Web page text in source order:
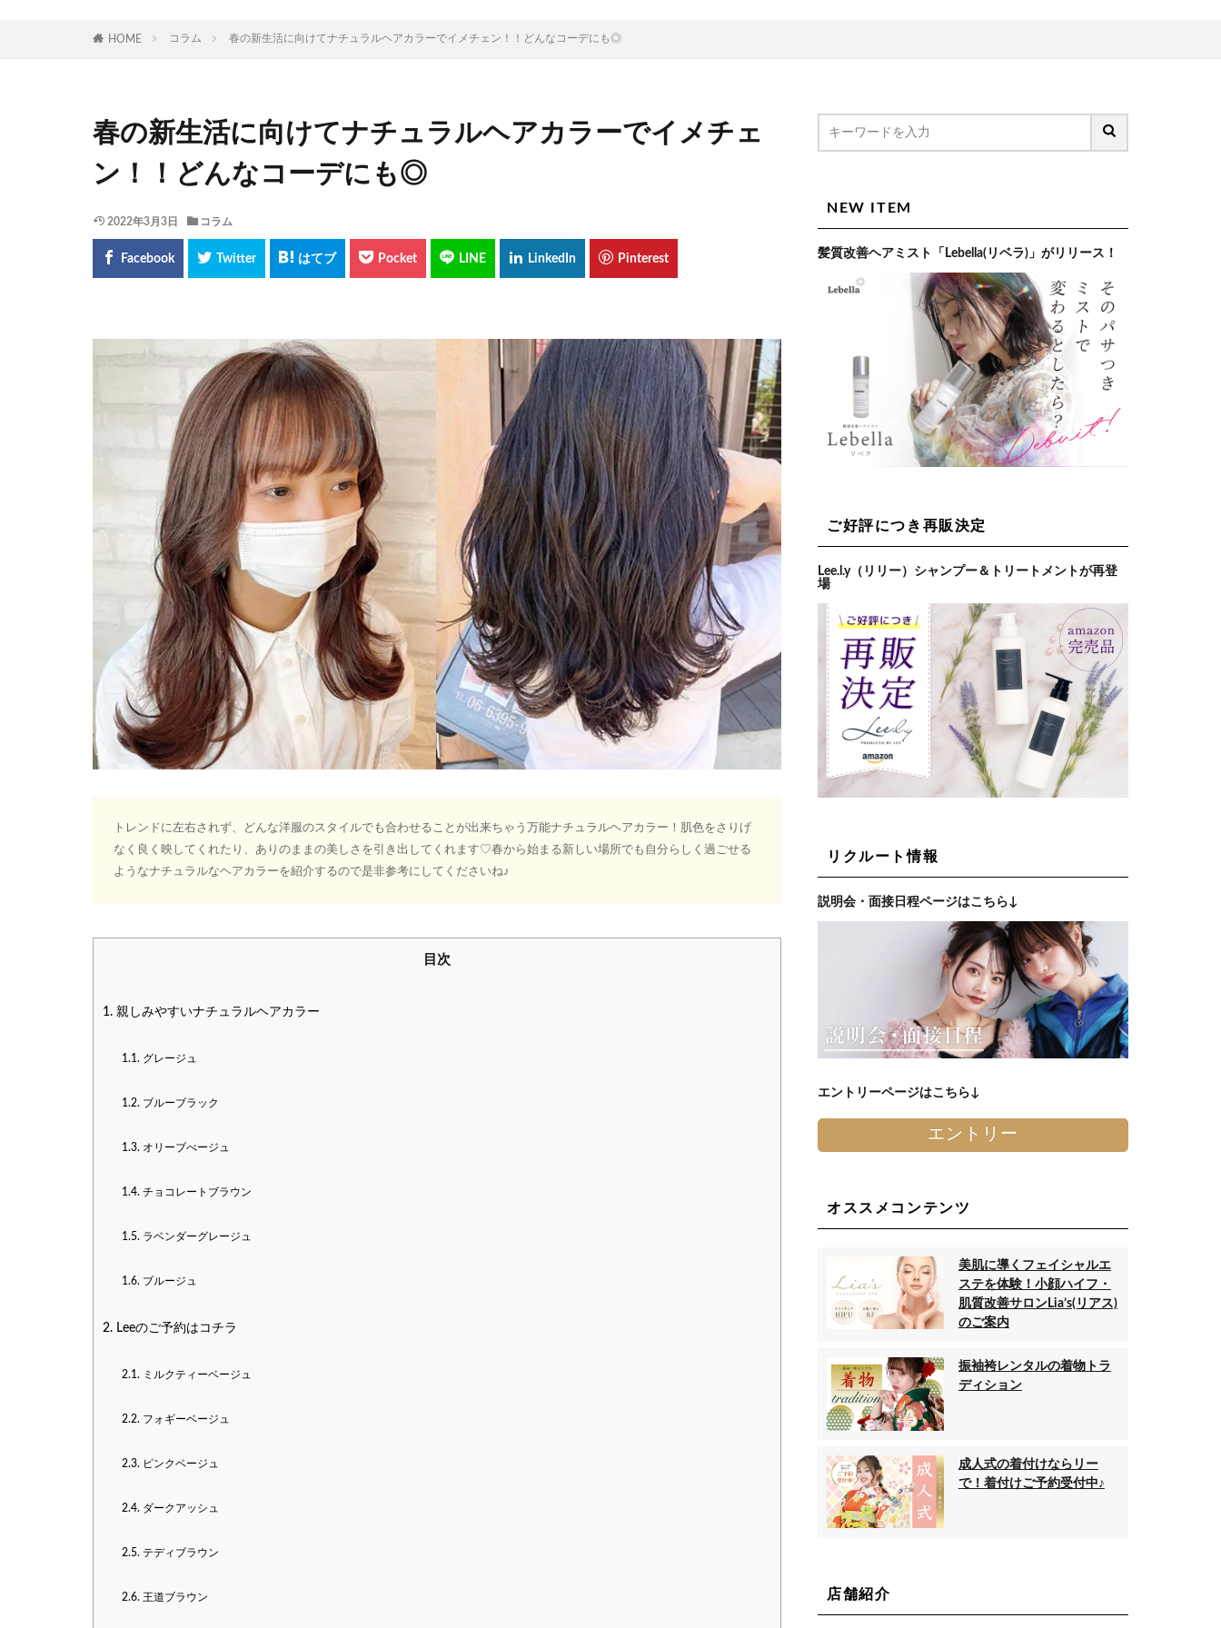
HOME コラム 春の新生活に向けてナチュラルヘアカラーでイメチェン！！どんなコーデにも◎
春の新生活に向けてナチュラルヘアカラーでイメチェ
ン！！どんなコーデにも◎
2022年3月3日 コラム
トレンドに左右されず、どんな洋服のスタイルでも合わせることが出来ちゃう万能ナチュラルヘアカラー！肌色をさりげ
なく良く映してくれたり、ありのままの美しさを引き出してくれます♡春から始まる新しい場所でも自分らしく過ごせる
ようなナチュラルなヘアカラーを紹介するので是非参考にしてくださいね♪
目次
1. 親しみやすいナチュラルヘアカラー
1.1. グレージュ
1.2. ブルーブラック
1.3. オリーブべージュ
1.4. チョコレートブラウン
1.5. ラベンダーグレージュ
1.6. ブルージュ
2. Leeのご予約はコチラ
2.1. ミルクティーベージュ
2.2. フォギーベージュ
2.3. ピンクベージュ
2.4. ダークアッシュ
2.5. テディブラウン
2.6. 王道ブラウン
NEW ITEM
髪質改善ヘアミスト「Lebella(リベラ)」がリリース！
ご好評につき再販決定
Lee.l.y（リリー）シャンプー＆トリートメントが再登
場
リクルート情報
説明会・面接日程ページはこちら↓
エントリーページはこちら↓
エントリー
オススメコンテンツ
美肌に導くフェイシャルエ
ステを体験！小顔ハイフ・
肌質改善サロンLia’s(リアス)
のご案内
振袖袴レンタルの着物トラ
ディション
成人式の着付けならリー
で！着付けご予約受付中♪
店舗紹介